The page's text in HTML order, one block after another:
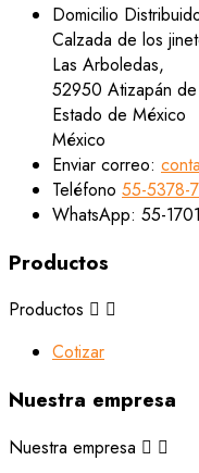
Domicilio
Calzada de los
Las Arboledas,
52950 Atizapán
Estado de México
México
Enviar correo:
Teléfono 55-5378-
WhatsApp: 55-
Productos
Productos  
Cotizar
Nuestra empresa
Nuestra empresa  